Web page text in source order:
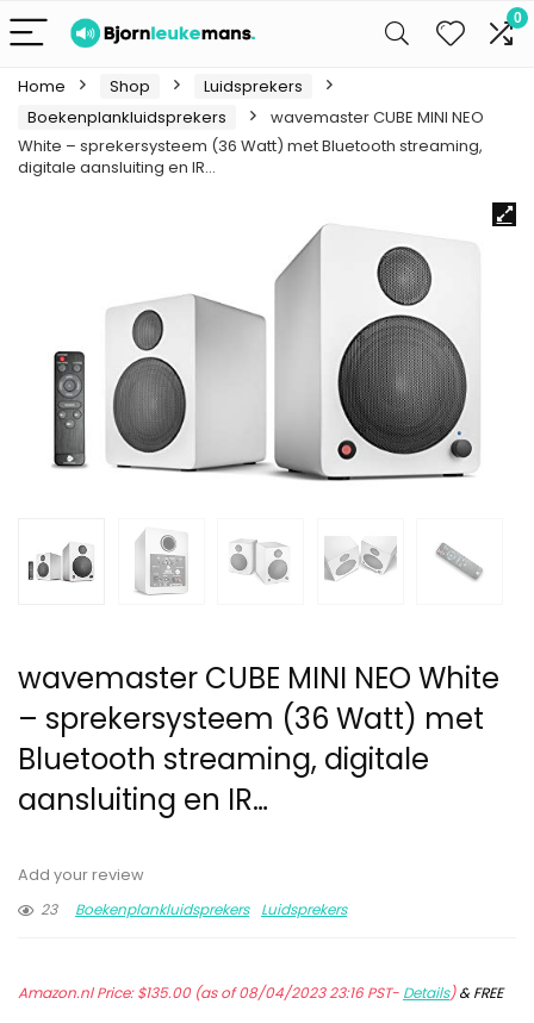
0
Home Shop
Luidsprekers
Boekenplankluidsprekers
wavemaster CUBE MINI NEO
White – sprekersysteem (36 Watt) met Bluetooth streaming,
digitale aansluiting en IR…
wavemaster CUBE MINI NEO White
– sprekersysteem (36 Watt) met
Bluetooth streaming, digitale
aansluiting en IR…
Add your review
23
Boekenplankluidsprekers Luidsprekers
Amazon.nl Price:$135.00(as of 08/04/2023 23:16 PST- Details)&FREE